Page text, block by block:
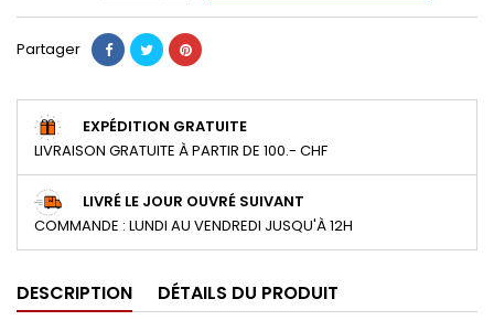
Partager
EXPÉDITION GRATUITE
LIVRAISON GRATUITE À PARTIR DE 100.- CHF
LIVRÉ LE JOUR OUVRÉ SUIVANT
COMMANDE : LUNDI AU VENDREDI JUSQU'À 12H
DESCRIPTION DÉTAILS DU PRODUIT